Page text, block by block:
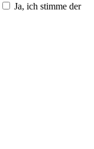
Ja, ich stimme der